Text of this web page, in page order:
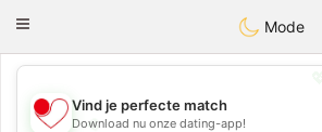
日本 Chat
Toggle
Mode
💖
Vind je perfecte match
Download nu onze dating-app!